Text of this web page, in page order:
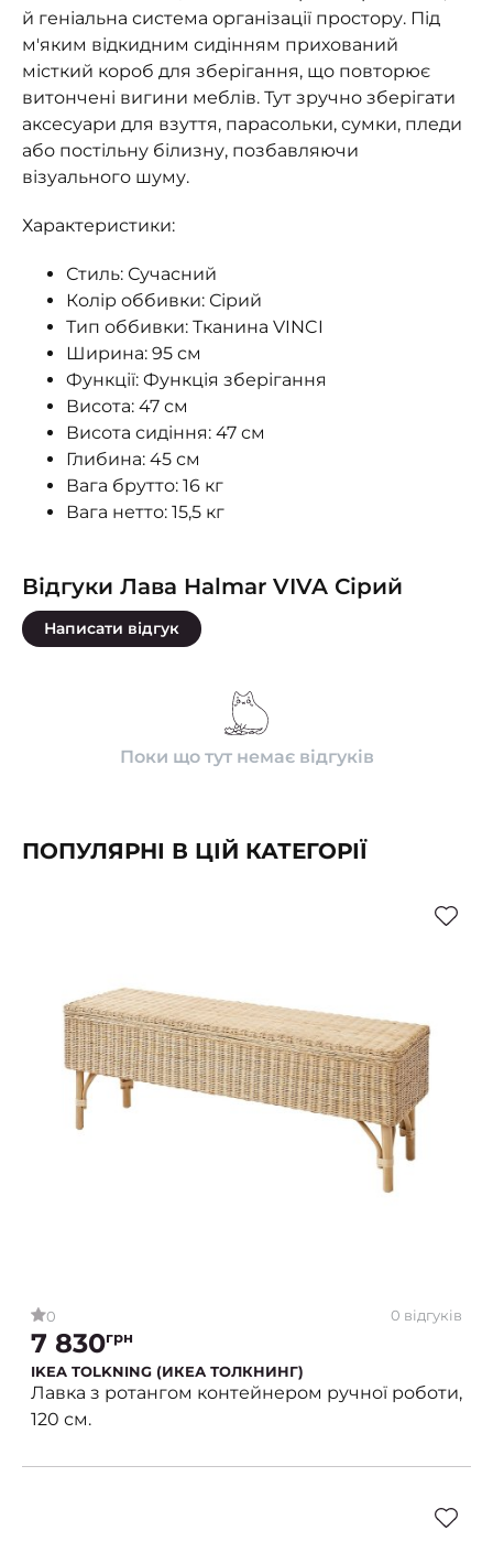
й геніальна система організації простору. Під
м'яким відкидним сидінням прихований
місткий короб для зберігання, що повторює
витончені вигини меблів. Тут зручно зберігати
аксесуари для взуття, парасольки, сумки, пледи
або постільну білизну, позбавляючи
візуального шуму.
Характеристики:
Стиль: Сучасний
Колір оббивки: Сірий
Тип оббивки: Тканина VINCI
Ширина: 95 см
Функції: Функція зберігання
Висота: 47 см
Висота сидіння: 47 см
Глибина: 45 см
Вага брутто: 16 кг
Вага нетто: 15,5 кг
Відгуки Лава Halmar VIVA Сірий
Написати відгук
Поки що тут немає відгуків
ПОПУЛЯРНІ В ЦІЙ КАТЕГОРІЇ
0 0 відгуків
7 830грн
IKEA TOLKNING (ИКЕА ТОЛКНИНГ)
Лавка з ротангом контейнером ручної роботи,
120 см.